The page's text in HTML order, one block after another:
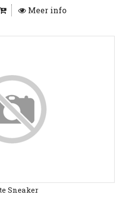
Meer info
Sneaker